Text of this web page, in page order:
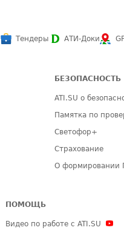
Тендеры АТИ-Доки
БЕЗОПАСНОСТЬ
ATI.SU о
Памятка по
Светофор+
Страхование
О формировании
ПОМОЩЬ
Видео по работе с ATI.SU